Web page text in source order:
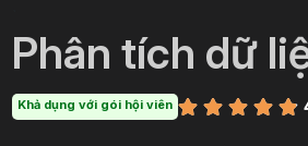
Phân tích dữ
Khả dụng với gói hội viên